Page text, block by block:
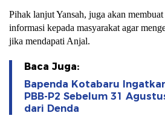
Pihak lanjut Yansah, juga akan
informasi kepada masyarakat agar
jika mendapati Anjal.
Baca Juga:
Bapenda Kotabaru
PBB-P2 Sebelum 31
dari Denda